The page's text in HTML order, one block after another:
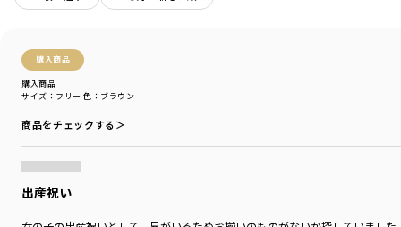
購入商品
購入商品
サイズ：フリー 色：ブラウン
商品をチェックする＞
出産祝い
カテゴリ
カラー
性別タイプ